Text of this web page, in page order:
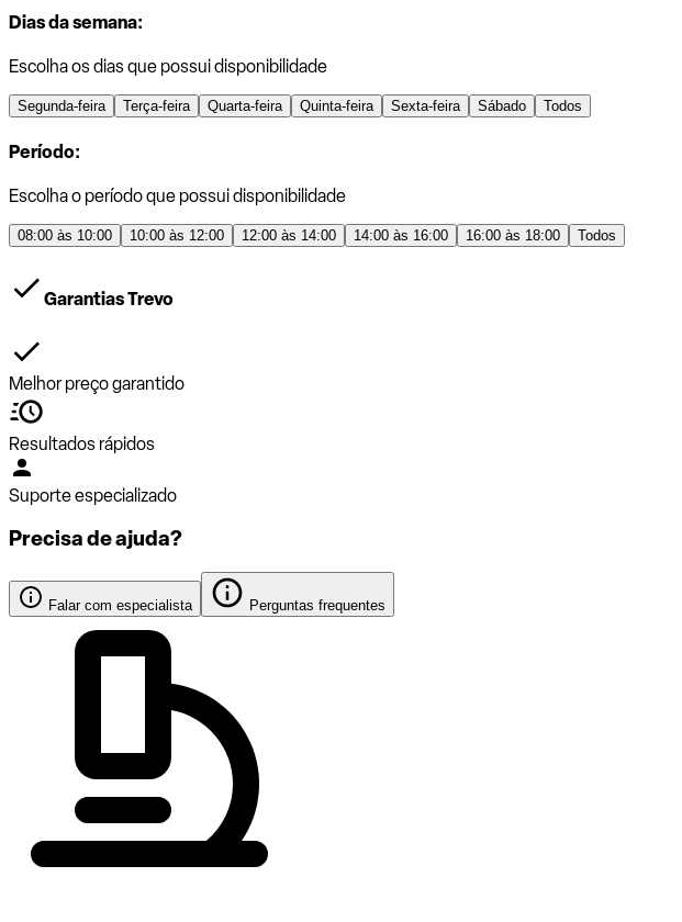
Dias da semana:
Escolha os dias que possui disponibilidade
Segunda-feira Terça-feira Quarta-feira Quinta-feira Sexta-feira Sábado Todos
Período:
Escolha o período que possui disponibilidade
08:00 às 10:00 10:00 às 12:00 12:00 às 14:00 14:00 às 16:00 16:00 às 18:00 Todos
Garantias Trevo
Melhor preço garantido
Resultados rápidos
Suporte especializado
Precisa de ajuda?
Falar com especialista Perguntas frequentes